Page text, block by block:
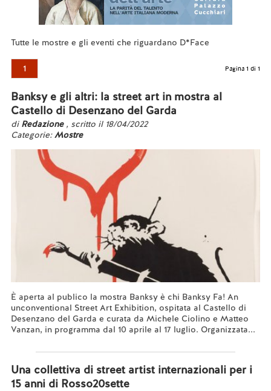
Tutte le mostre e gli eventi che riguardano D*Face
1 Pagina 1 di 1
Banksy e gli altri: la street art in mostra al
Castello di Desenzano del Garda
di Redazione , scritto il 18/04/2022
Categorie:Mostre
È aperta al publico la mostra Banksy è chi Banksy Fa! An
unconventional Street Art Exhibition, ospitata al Castello di
Desenzano del Garda e curata da Michele Ciolino e Matteo
Vanzan, in programma dal 10 aprile al 17 luglio. Organizzata...
Una collettiva di street artist internazionali per i
15 anni di Rosso20sette